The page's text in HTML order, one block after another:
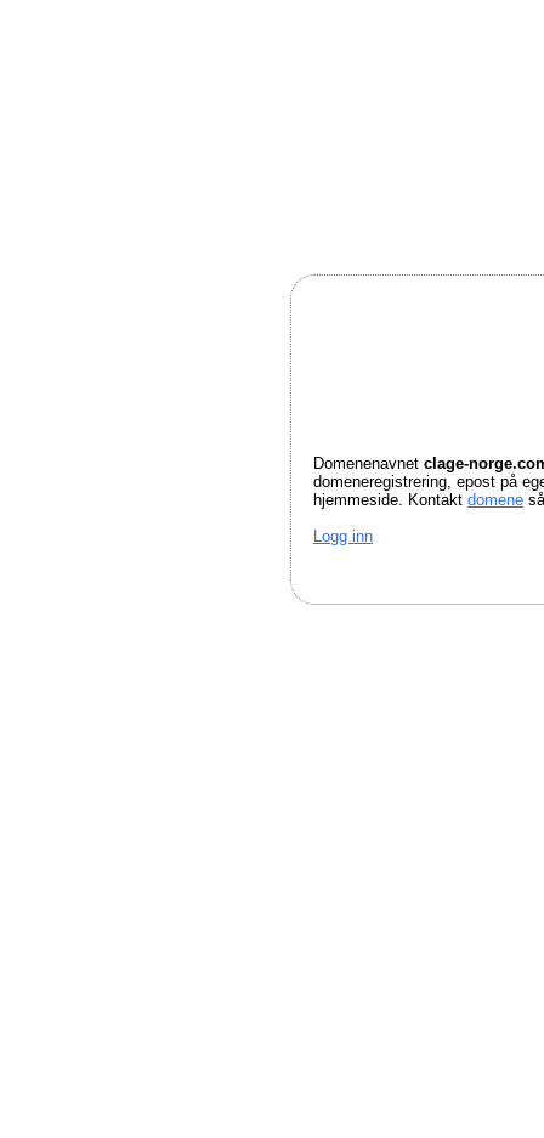
Domenenavnet clage-
domeneregistrering, epost på
hjemmeside. Kontakt domene
Logg inn